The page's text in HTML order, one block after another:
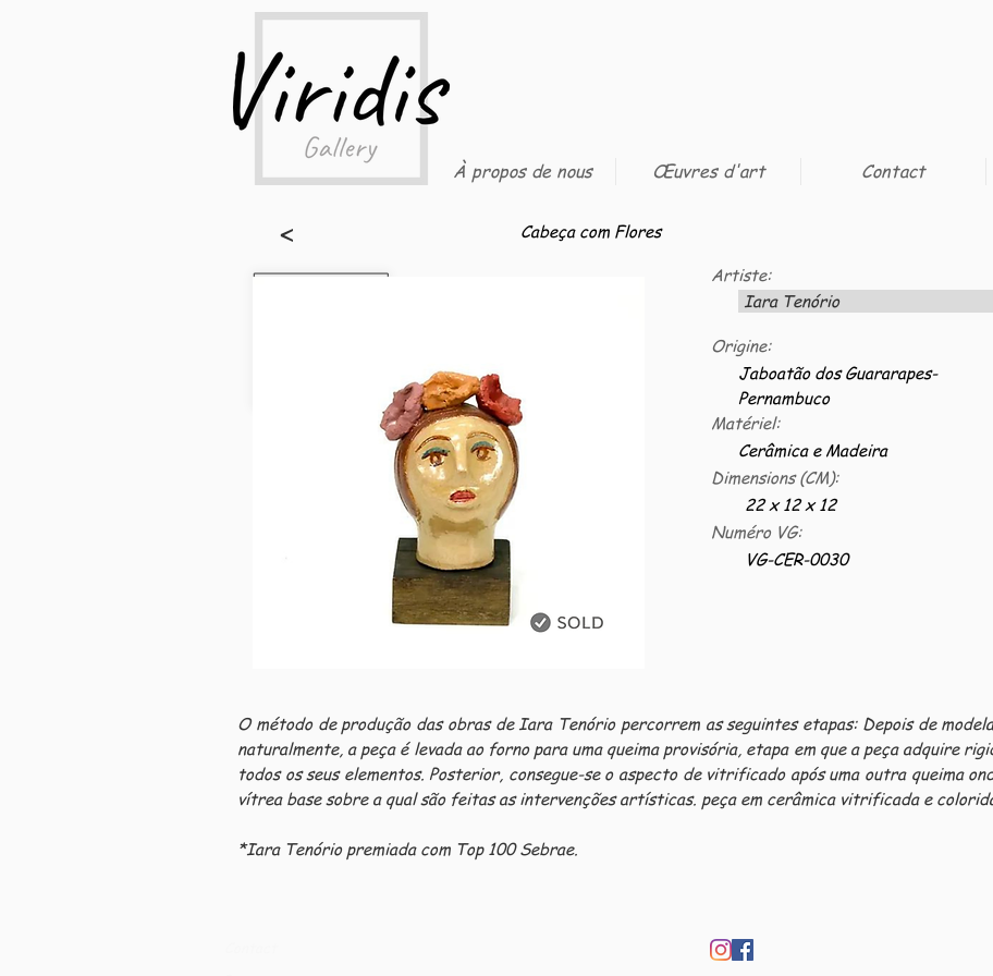
À propos de nous Œuvres d'art Contact
<
Cabeça com Flores
Artiste:
Iara Tenório
Origine:
Jaboatão dos Guararapes-
Pernambuco
Matériel:
Cerâmica e Madeira
Dimensions (CM):
22 x 12 x 12
Numéro VG:
VG-CER-0030
O método de produção das obras de Iara Tenório percorrem as seguintes etapas: Depois de
naturalmente, a peça é levada ao forno para uma queima provisória, etapa em que a peça adquire
todos os seus elementos. Posterior, consegue-se o aspecto de vitrificado após uma outra queima
vítrea base sobre a qual são feitas as intervenções artísticas. peça em cerâmica vitrificada e
*Iara Tenório premiada com Top 100 Sebrae.